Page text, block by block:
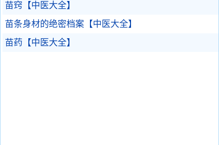
苗窍【中医大全】
苗条身材的绝密档案【中医大全】
苗药【中医大全】